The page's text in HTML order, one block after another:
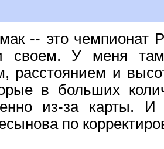
-- это чемпионат
своем. У меня
расстоянием и
в больших
из-за карты.
по